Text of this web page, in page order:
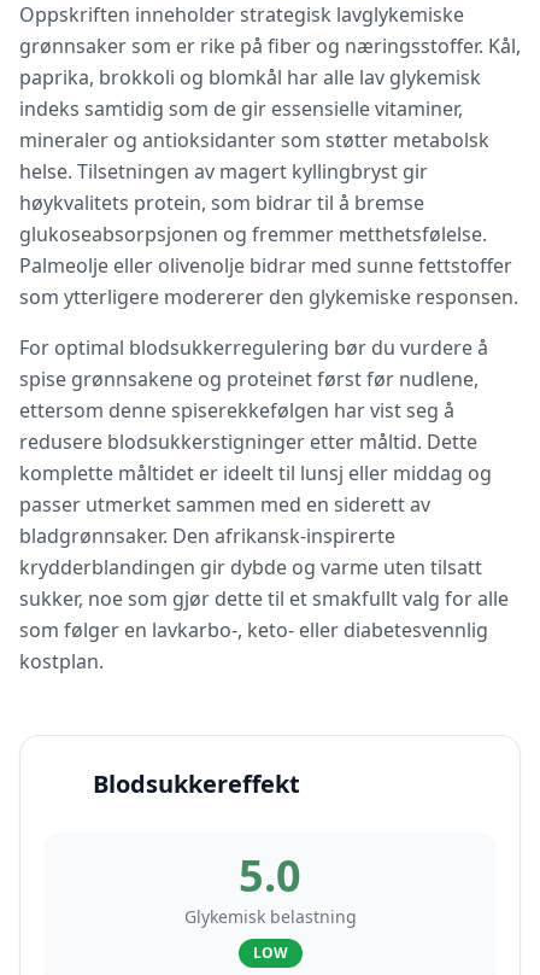
Oppskriften inneholder strategisk lavglykemiske
grønnsaker som er rike på fiber og næringsstoffer. Kål,
paprika, brokkoli og blomkål har alle lav glykemisk
indeks samtidig som de gir essensielle vitaminer,
mineraler og antioksidanter som støtter metabolsk
helse. Tilsetningen av magert kyllingbryst gir
høykvalitets protein, som bidrar til å bremse
glukoseabsorpsjonen og fremmer metthetsfølelse.
Palmeolje eller olivenolje bidrar med sunne fettstoffer
som ytterligere modererer den glykemiske responsen.
For optimal blodsukkerregulering bør du vurdere å
spise grønnsakene og proteinet først før nudlene,
ettersom denne spiserekkefølgen har vist seg å
redusere blodsukkerstigninger etter måltid. Dette
komplette måltidet er ideelt til lunsj eller middag og
passer utmerket sammen med en siderett av
bladgrønnsaker. Den afrikansk-inspirerte
krydderblandingen gir dybde og varme uten tilsatt
sukker, noe som gjør dette til et smakfullt valg for alle
som følger en lavkarbo-, keto- eller diabetesvennlig
kostplan.
Blodsukkereffekt
5.0
Glykemisk belastning
LOW